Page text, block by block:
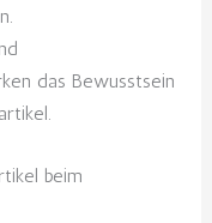
das Bewusstsein
beim